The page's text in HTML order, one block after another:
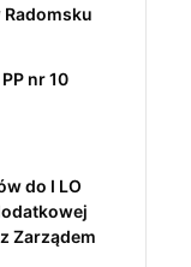
Radomsku
nr 10
do I LO
Zarządem